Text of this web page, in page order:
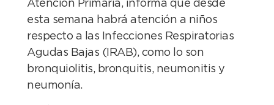
Atención Primaria, informa que desde
esta semana habrá atención a niños
respecto a las Infecciones Respiratorias
Agudas Bajas (IRAB), como lo son
bronquiolitis, bronquitis, neumonitis y
neumonía.